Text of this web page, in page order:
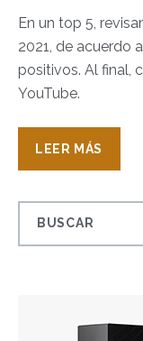
En un top 5,
2021, de acuerdo
positivos. Al final,
YouTube.
LEER MÁS